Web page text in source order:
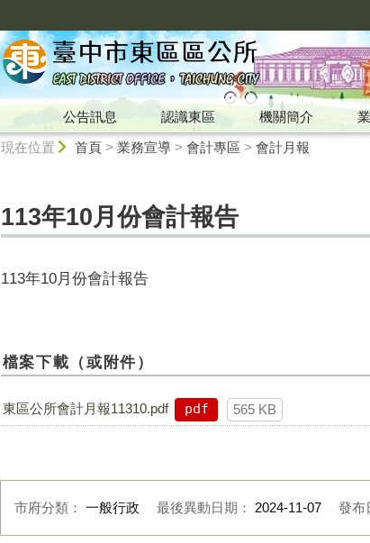
公告訊息 認識東區 機關簡介
現在位置 首頁> 業務宣導> 會計專區 > 會計月報
113年10月份會計報告
113年10月份會計報告
檔案下載（或附件）
東區公所會計月報11310.pdf pdf 565 KB
市府分類： 一般行政 最後異動日期： 2024-11-07 發布